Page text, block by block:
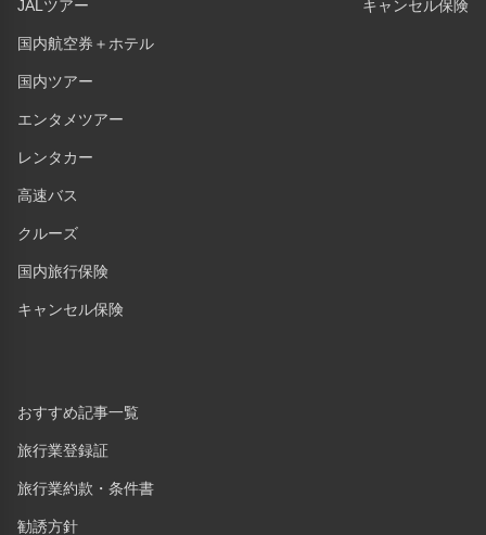
JALツアー
国内航空券＋ホテル
国内ツアー
エンタメツアー
レンタカー
高速バス
クルーズ
国内旅行保険
キャンセル保険
おすすめ記事一覧
旅行業登録証
旅行業約款・条件書
勧誘方針
キャンセル保険